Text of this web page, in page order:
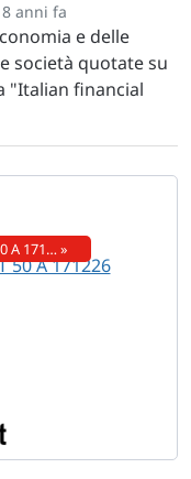
8 anni fa
e delle
società quotate su
"Italian financial
A 171… »